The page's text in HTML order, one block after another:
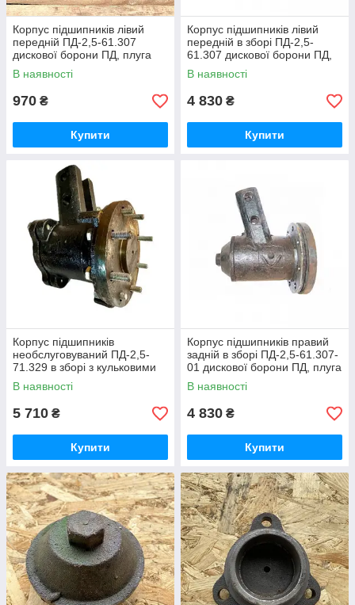
Корпус підшипників лівий
передній ПД-2,5-61.307
дискової борони ПД, плуга
дискового ПД "Велес-Агро"
В наявності
970 ₴
Купити
Корпус підшипників лівий
передній в зборі ПД-2,5-
61.307 дискової борони ПД,
плуга дискового ПД "Велес-
Агро"
В наявності
4 830 ₴
Купити
Корпус підшипників
необслуговуваний ПД-2,5-
71.329 в зборі з кульковими
підшипниками 3209
дископлуга ПД "Велес-Агро"
В наявності
5 710 ₴
Купити
Корпус підшипників правий
задній в зборі ПД-2,5-61.307-
01 дискової борони ПД, плуга
дискового ПД "Велес-Агро"
В наявності
4 830 ₴
Купити